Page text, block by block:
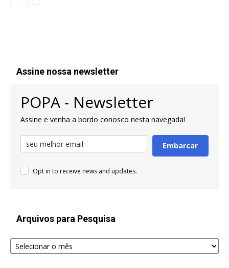
Assine nossa newsletter
POPA - Newsletter
Assine e venha a bordo conosco nesta navegada!
Embarcar
Opt in to receive news and updates.
Arquivos para Pesquisa
Arquivos
para